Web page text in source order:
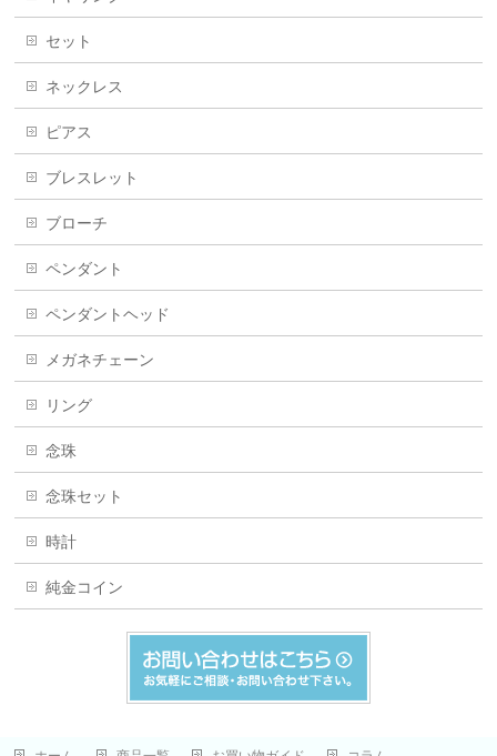
セット
ネックレス
ピアス
ブレスレット
ブローチ
ペンダント
ペンダントヘッド
メガネチェーン
リング
念珠
念珠セット
時計
純金コイン